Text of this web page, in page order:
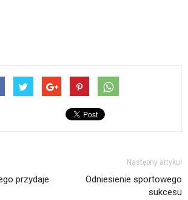
przydaje
Następny artykuł
Odniesienie sportowego
sukcesu